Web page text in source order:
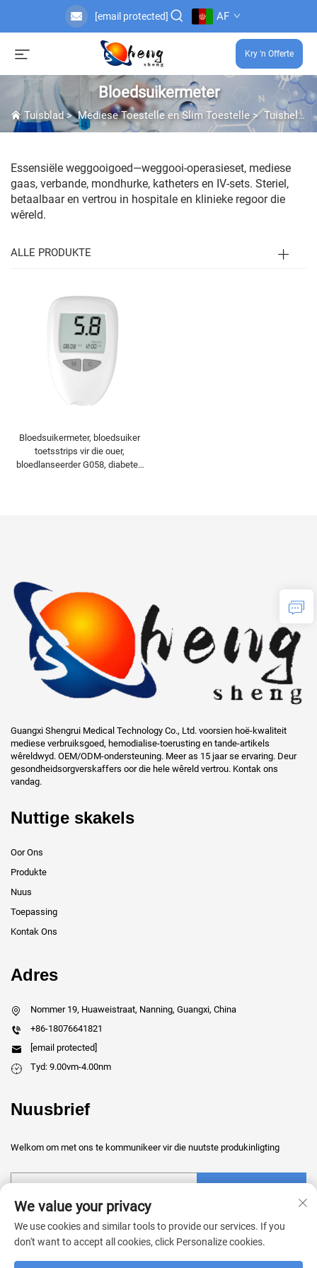
[email protected] AF
Kry 'n Offerte
Bloedsuikermeter
Tuisblad>Mediese Toestelle en Slim Toestelle>Tuishelpmiddels vir Mediese Gebruik
Essensiële weggooigoed—weggooi-operasieset, mediese
gaas, verbande, mondhurke, katheters en IV-sets. Steriel,
betaalbaar en vertrou in hospitale en klinieke regoor die
wêreld.
ALLE PRODUKTE
Bloedsuikermeter, bloedsuiker
toetsstrips vir die ouer,
bloedlanseerder G058, diabetes
Guangxi Shengrui Medical Technology Co., Ltd. voorsien hoë-kwaliteit
mediese verbruiksgoed, hemodialise-toerusting en tande-artikels
wêreldwyd. OEM/ODM-ondersteuning. Meer as 15 jaar se ervaring. Deur
gesondheidsorgverskaffers oor die hele wêreld vertrou. Kontak ons
vandag.
Nuttige skakels
Oor Ons
Produkte
Nuus
Toepassing
Kontak Ons
Adres
Nommer 19, Huaweistraat, Nanning, Guangxi, China
+86-18076641821
[email protected]
Tyd: 9.00vm-4.00nm
Nuusbrief
Welkom om met ons te kommunikeer vir die nuutste produkinligting
We value your privacy
We use cookies and similar tools to provide our services. If you
don't want to accept all cookies, click Personalize cookies.